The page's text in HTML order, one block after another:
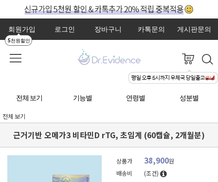
회원가입
5천원할인
로그인 장바구니 카톡문의 게시판문의
전체 보기 기능별 연령별 성분별
전체 보기
근거기반 오메가3 비타민D rTG, 초임계 (60캡슐, 2개월분)
상품가 38,900원
배송비
(조건)